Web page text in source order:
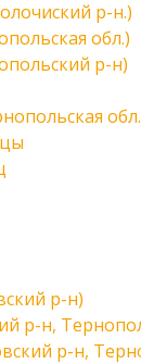
р-н.)
обл.)
р-н)
р-н)
р-н,
р-н,